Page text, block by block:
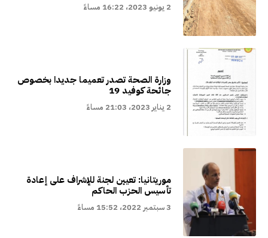
2 يونيو 2023، 16:22 مساءً
وزارة الصحة تصدر تعميما جديدا بخصوص
جائحة كوفيد 19
2 يناير 2023، 21:03 مساءً
موريتانيا: تعيين لجنة للإشراف على إعادة
تأسيس الحزب الحاكم
3 سبتمبر 2022، 15:52 مساءً